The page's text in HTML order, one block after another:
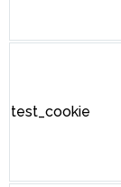
test_cookie